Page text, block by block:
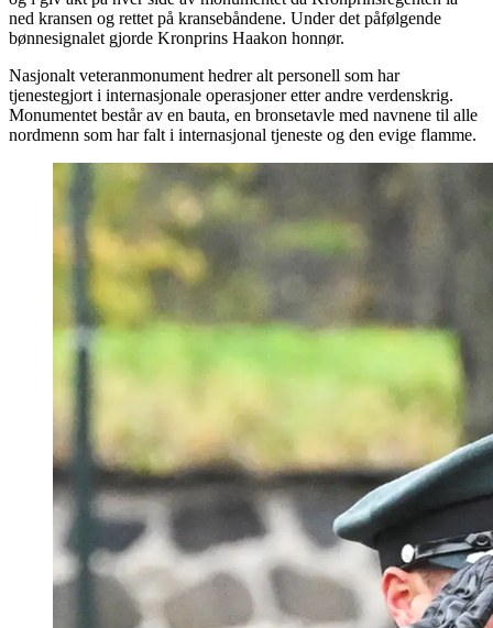
ned kransen og rettet på kransebåndene. Under det påfølgende
bønnesignalet gjorde Kronprins Haakon honnør.
Nasjonalt veteranmonument hedrer alt personell som har
tjenestegjort i internasjonale operasjoner etter andre verdenskrig.
Monumentet består av en bauta, en bronsetavle med navnene til alle
nordmenn som har falt i internasjonal tjeneste og den evige flamme.